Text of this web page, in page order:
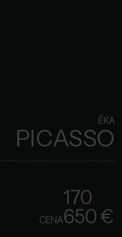
ĒKA
PICASSO
CENA
170
650 €